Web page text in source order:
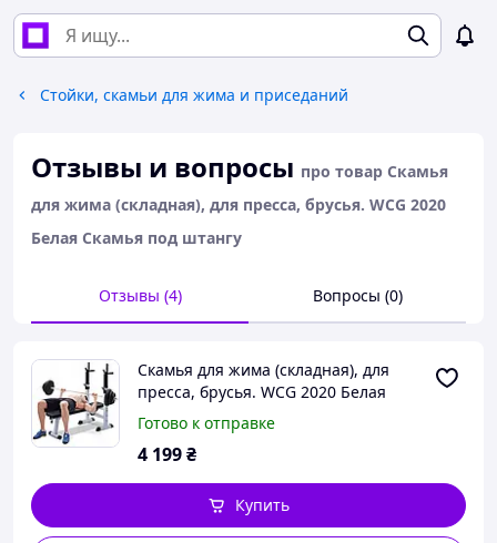
Стойки, скамьи для жима и приседаний
Отзывы и вопросы про товар Скамья
для жима (складная), для пресса, брусья. WCG 2020
Белая Скамья под штангу
Отзывы (4) Вопросы (0)
Скамья для жима (складная), для
пресса, брусья. WCG 2020 Белая
Скамья под штангу
Готово к отправке
4 199₴
Купить